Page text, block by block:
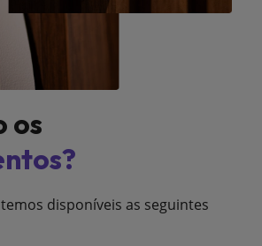
os
disponíveis as seguintes